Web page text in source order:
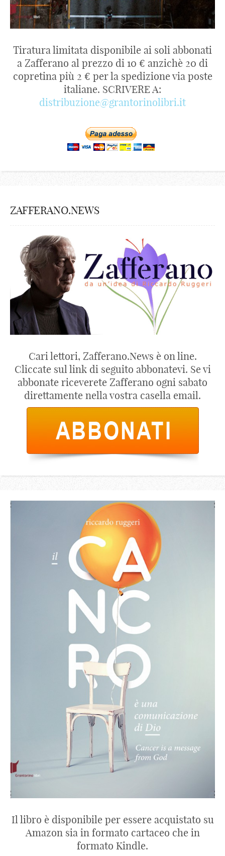
Tiratura limitata disponibile ai soli abbonati
a Zafferano al prezzo di 10 € anzichè 20 di
copretina più 2 € per la spedizione via poste
italiane. SCRIVERE A:
distribuzione@grantorinolibri.it
ZAFFERANO.NEWS
Cari lettori, Zafferano.News è on line.
Cliccate sul link di seguito abbonatevi. Se vi
abbonate riceverete Zafferano ogni sabato
direttamente nella vostra casella email.
Il libro è disponibile per essere acquistato su
Amazon sia in formato cartaceo che in
formato Kindle.